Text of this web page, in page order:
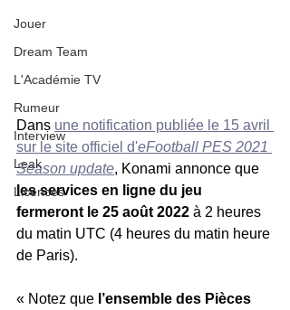
Jouer
Dream Team
L'Académie TV
Rumeur
Interview
Leak
Licences
Dans une notification publiée le 15 avril
sur le site officiel d'eFootball PES 2021
Season update, Konami annonce que
les services en ligne du jeu
fermeront le 25 août 2022 à 2 heures
du matin UTC (4 heures du matin heure
de Paris).
« Notez que l’ensemble des Pièces